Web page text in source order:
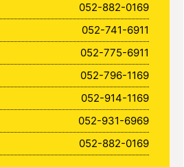
052-882-0169
052-741-6911
052-775-6911
052-796-1169
052-914-1169
052-931-6969
052-882-0169